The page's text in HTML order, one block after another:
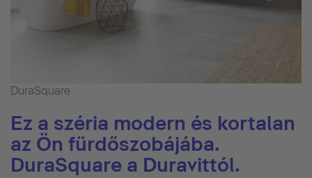
DuraSquare
Ez a széria modern és kortalan
az Ön fürdőszobájába.
DuraSquare a Duravittól.